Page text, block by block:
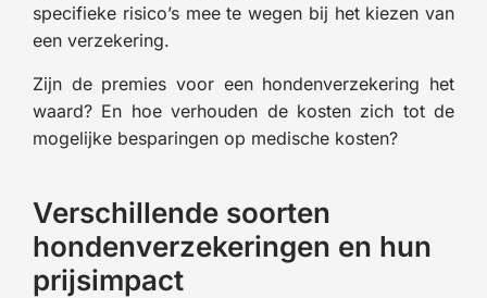
specifieke risico’s mee te wegen bij het kiezen van
een verzekering.
Zijn de premies voor een hondenverzekering het
waard? En hoe verhouden de kosten zich tot de
mogelijke besparingen op medische kosten?
Verschillende soorten
hondenverzekeringen en hun
prijsimpact